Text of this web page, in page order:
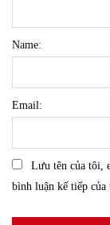
Name:
Email:
Lưu tên của tôi,
bình luận kế tiếp của